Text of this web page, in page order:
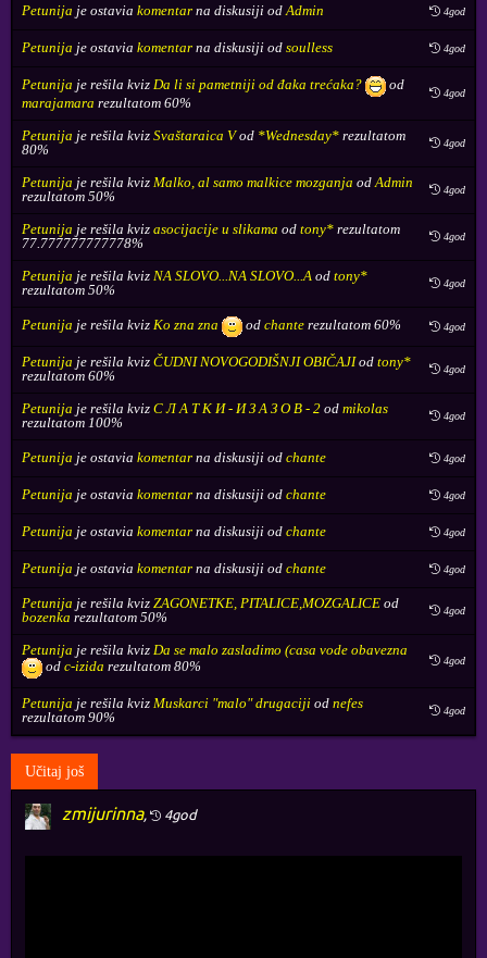
Petunija je ostavia komentar na diskusiji od Admin 4god
Petunija je ostavia komentar na diskusiji od soulless 4god
Petunija je rešila kviz Da li si pametniji od đaka trećaka?
od
marajamara rezultatom 60%
4god
Petunija je rešila kviz Svaštaraica Vod *Wednesday* rezultatom
80%
4god
Petunija je rešila kviz Malko, al samo malkice mozganja od Admin
rezultatom 50%
4god
Petunija je rešila kviz asocijacije u slikama od tony* rezultatom
77.777777777778%
4god
Petunija je rešila kviz NA SLOVO...NA SLOVO...A od tony*
rezultatom 50%
4god
Petunija je rešila kviz Ko zna zna od chante rezultatom 60% 4god
Petunija je rešila kviz ČUDNI NOVOGODIŠNJI OBIČAJIod tony*
rezultatom 60%
4god
Petunija je rešila kviz С Л А Т К И - И З А З О В - 2 od mikolas
rezultatom 100%
4god
Petunija je ostavia komentar na diskusiji od chante 4god
Petunija je ostavia komentar na diskusiji od chante 4god
Petunija je ostavia komentar na diskusiji od chante 4god
Petunija je ostavia komentar na diskusiji od chante 4god
Petunija je rešila kviz ZAGONETKE, PITALICE,MOZGALICE od
bozenka rezultatom 50% 4god
Petunija je rešila kviz Da se malo zasladimo (casa vode obavezna
od c-izida rezultatom 80% 4god
Petunija je rešila kviz Muskarci "malo" drugaciji od nefes
rezultatom 90%
4god
Učitaj još
zmijurinna, 4god